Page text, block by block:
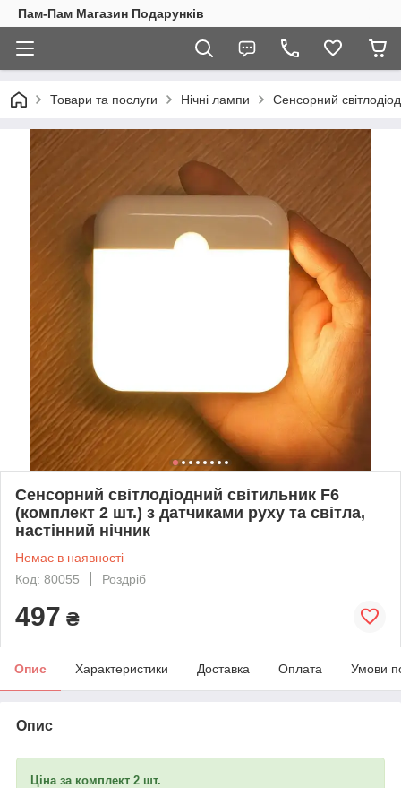
Пам-Пам Магазин Подарунків
Товари та послуги Нічні лампи Сенсорний
Сенсорний світлодіодний світильник F6
(комплект 2 шт.) з датчиками руху та світла,
настінний нічник
Немає в наявності
Код: 80055
Роздріб
497 ₴
Опис Характеристики Доставка Оплата Умови
Опис
Ціна за комплект 2 шт.